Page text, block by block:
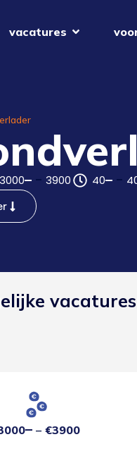
vacatures
3000 3900 40
€3900